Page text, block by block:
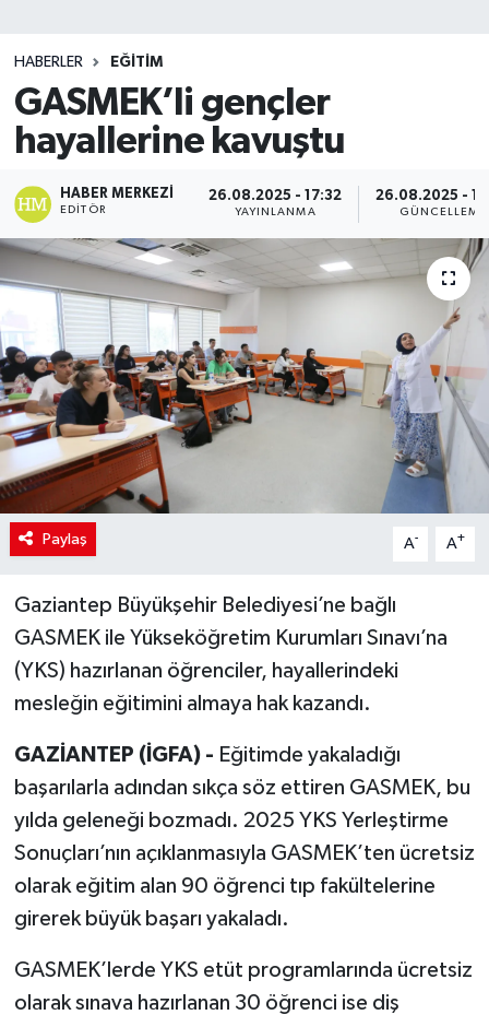
HABERLER EĞİTİM
GASMEK’li gençler
hayallerine kavuştu
HABER MERKEZI
EDITÖR
26.08.2025 - 17:32
YAYINLANMA
26.08.2025 -
GÜNCELLEME
Paylaş A- A+
Gaziantep Büyükşehir Belediyesi’ne bağlı
GASMEK ile Yükseköğretim Kurumları Sınavı’na
(YKS) hazırlanan öğrenciler, hayallerindeki
mesleğin eğitimini almaya hak kazandı.
GAZİANTEP (İGFA) - Eğitimde yakaladığı
başarılarla adından sıkça söz ettiren GASMEK, bu
yılda geleneği bozmadı. 2025 YKS Yerleştirme
Sonuçları’nın açıklanmasıyla GASMEK’ten ücretsiz
olarak eğitim alan 90 öğrenci tıp fakültelerine
girerek büyük başarı yakaladı.
GASMEK’lerde YKS etüt programlarında ücretsiz
olarak sınava hazırlanan 30 öğrenci ise diş
Teknoloji
TRABZON
TRABZONSPOR
Yaşam